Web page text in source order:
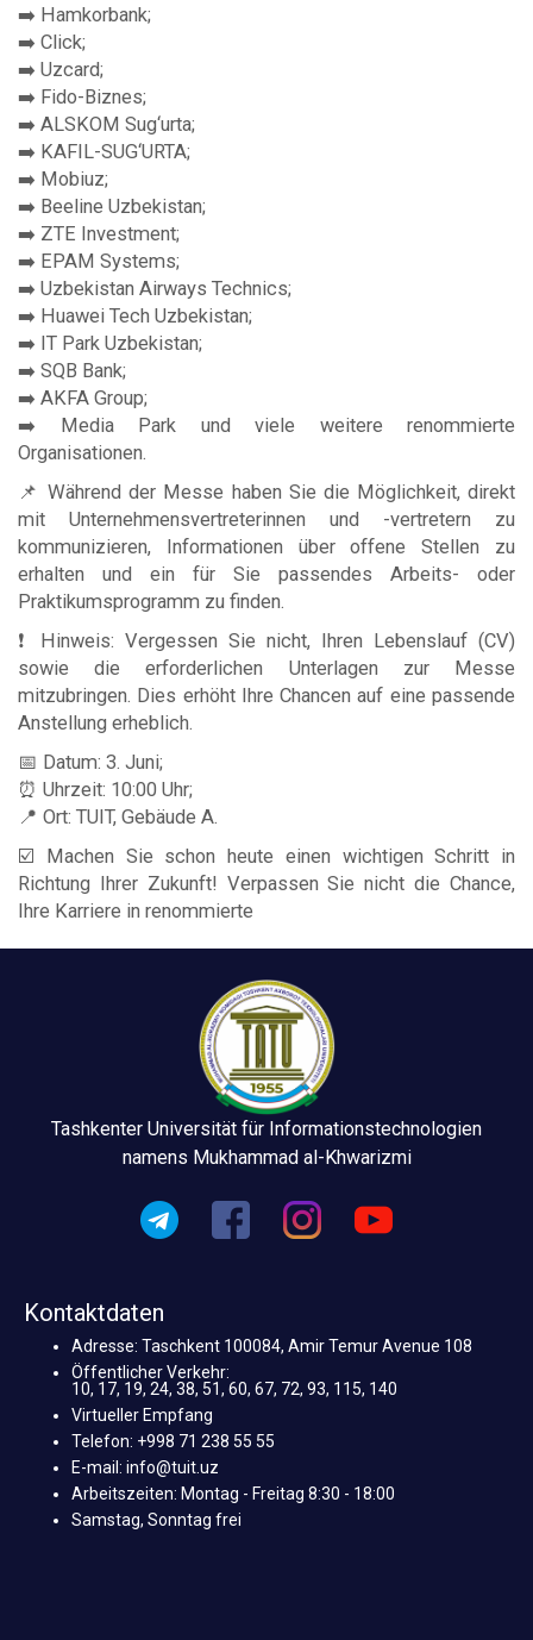
➡️ Hamkorbank;
➡️ Click;
➡️ Uzcard;
➡️ Fido-Biznes;
➡️ ALSKOM Sug‘urta;
➡️ KAFIL-SUG‘URTA;
➡️ Mobiuz;
➡️ Beeline Uzbekistan;
➡️ ZTE Investment;
➡️ EPAM Systems;
➡️ Uzbekistan Airways Technics;
➡️ Huawei Tech Uzbekistan;
➡️ IT Park Uzbekistan;
➡️ SQB Bank;
➡️ AKFA Group;
➡️ Media Park und viele weitere renommierte
Organisationen.
📌 Während der Messe haben Sie die Möglichkeit, direkt
mit Unternehmensvertreterinnen und -vertretern zu
kommunizieren, Informationen über offene Stellen zu
erhalten und ein für Sie passendes Arbeits- oder
Praktikumsprogramm zu finden.
❗️ Hinweis: Vergessen Sie nicht, Ihren Lebenslauf (CV)
sowie die erforderlichen Unterlagen zur Messe
mitzubringen. Dies erhöht Ihre Chancen auf eine passende
Anstellung erheblich.
📅 Datum: 3. Juni;
⏰ Uhrzeit: 10:00 Uhr;
📍 Ort: TUIT, Gebäude A.
☑️ Machen Sie schon heute einen wichtigen Schritt in
Richtung Ihrer Zukunft! Verpassen Sie nicht die Chance,
Ihre Karriere in renommierte
Tashkenter Universität für Informationstechnologien
namens Mukhammad al-Khwarizmi
Kontaktdaten
Adresse: Taschkent 100084, Amir Temur Avenue 108
Öffentlicher Verkehr:
10, 17, 19, 24, 38, 51, 60, 67, 72, 93, 115, 140
Virtueller Empfang
Telefon: +998 71 238 55 55
E-mail: info@tuit.uz
Arbeitszeiten: Montag - Freitag 8:30 - 18:00
Samstag, Sonntag frei